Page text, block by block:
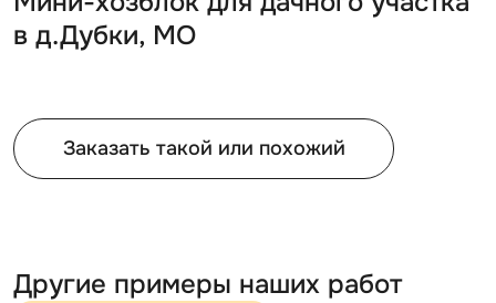
в д.Дубки, МО
Заказать такой или похожий
Другие примеры наших работ